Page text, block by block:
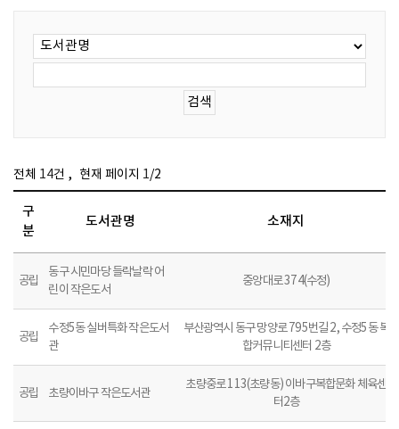
전체 14건 , 현재 페이지 1/2
구
분
도서관명 소재지
공립
동구 시민마당 들락날락 어
린이 작은도서
중앙대로 374(수정)
공립
수정5동 실버특화 작은도서
관
부산광역시 동구 망양로 795번길 2, 수정5동 복
합커뮤니티센터 2층
공립 초량이바구 작은도서관
초량중로 113(초량동) 이바구복합문화 체육센
터2층